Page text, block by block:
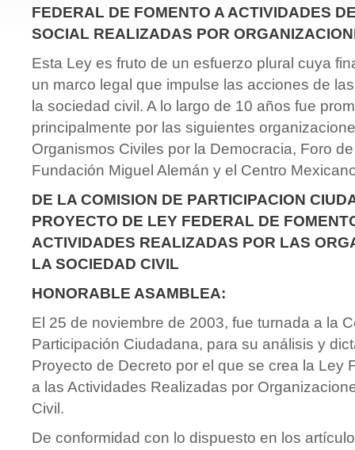
FEDERAL DE FOMENTO A ACTIVIDADES
SOCIAL REALIZADAS POR
Esta Ley es fruto de un esfuerzo plural cuya
un marco legal que impulse las acciones de
la sociedad civil. A lo largo de 10 años fue
principalmente por las siguientes
Organismos Civiles por la Democracia, Foro
Fundación Miguel Alemán y el Centro
DE LA COMISION DE PARTICIPACION
PROYECTO DE LEY FEDERAL DE
ACTIVIDADES REALIZADAS POR LAS
LA SOCIEDAD CIVIL
HONORABLE ASAMBLEA:
El 25 de noviembre de 2003, fue turnada a la
Participación Ciudadana, para su análisis y
Proyecto de Decreto por el que se crea la Ley
a las Actividades Realizadas por
Civil.
De conformidad con lo dispuesto en los